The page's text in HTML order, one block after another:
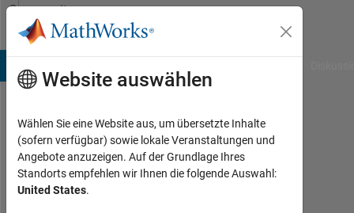
Weiter zum Inhalt
Community
Profile
Symeon
Mattes
Aktiv
Website auswählen
Wählen Sie eine Website aus, um übersetzte Inhalte
(sofern verfügbar) sowie lokale Veranstaltungen und
Angebote anzuzeigen. Auf der Grundlage Ihres
Standorts empfehlen wir Ihnen die folgende Auswahl:
United States.